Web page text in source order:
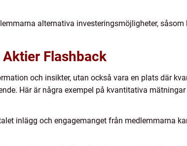
alternativa investeringsmöjligheter, såsom
Flashback
och insikter, utan också vara en plats där
Här är några exempel på kvantitativa
inlägg och engagemanget från medlemmarna